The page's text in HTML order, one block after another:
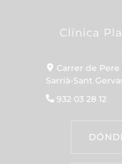
Clínica
Carrer de Pere
Sarrià-Sant
932 03 28 12